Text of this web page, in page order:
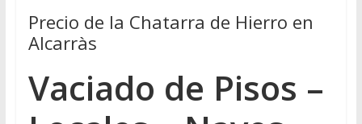
Precio de la Chatarra de Hierro en
Alcarràs
Vaciado de Pisos –